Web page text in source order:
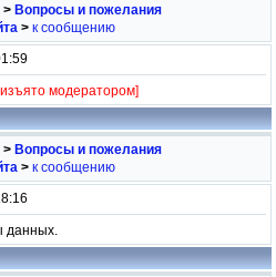
> Вопросы и пожелания
> к сообщению
модератором]
> Вопросы и пожелания
> к сообщению
данных.